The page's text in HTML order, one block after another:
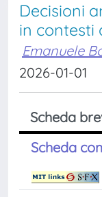
Decisioni
in contesti
Emanuele
2026-01-01
Scheda
Scheda